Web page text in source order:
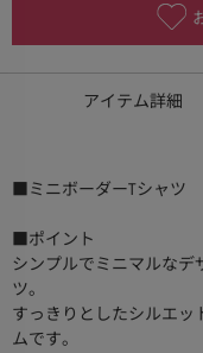
アイテム詳細
■ミニボーダーTシャツ
■ポイント
シンプルでミニマルなデ
ツ。
すっきりとしたシルエ
ムです。